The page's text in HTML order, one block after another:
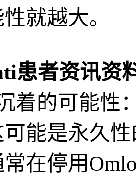
就越大。
患者资讯资
着的可能性
能是永久
在停用